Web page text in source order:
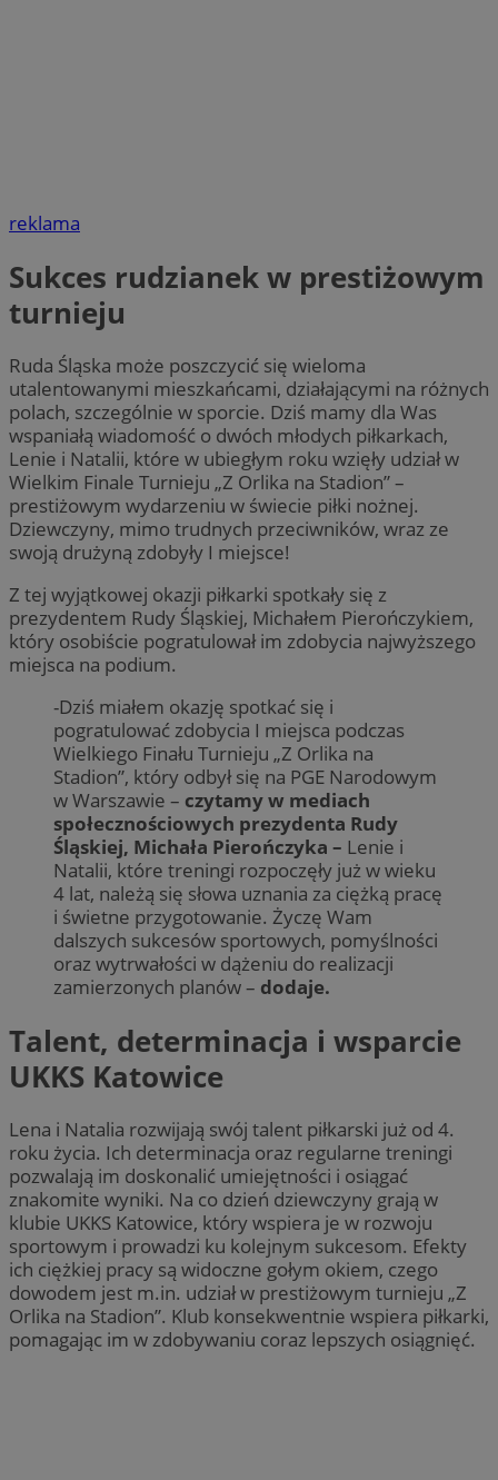
reklama
Sukces rudzianek w prestiżowym
turnieju
Ruda Śląska może poszczycić się wieloma
utalentowanymi mieszkańcami, działającymi na różnych
polach, szczególnie w sporcie. Dziś mamy dla Was
wspaniałą wiadomość o dwóch młodych piłkarkach,
Lenie i Natalii, które w ubiegłym roku wzięły udział w
Wielkim Finale Turnieju „Z Orlika na Stadion” –
prestiżowym wydarzeniu w świecie piłki nożnej.
Dziewczyny, mimo trudnych przeciwników, wraz ze
swoją drużyną zdobyły I miejsce!
Z tej wyjątkowej okazji piłkarki spotkały się z
prezydentem Rudy Śląskiej, Michałem Pierończykiem,
który osobiście pogratulował im zdobycia najwyższego
miejsca na podium.
-Dziś miałem okazję spotkać się i
pogratulować zdobycia I miejsca podczas
Wielkiego Finału Turnieju „Z Orlika na
Stadion”, który odbył się na PGE Narodowym
w Warszawie – czytamy w mediach
społecznościowych prezydenta Rudy
Śląskiej, Michała Pierończyka – Lenie i
Natalii, które treningi rozpoczęły już w wieku
4 lat, należą się słowa uznania za ciężką pracę
i świetne przygotowanie. Życzę Wam
dalszych sukcesów sportowych, pomyślności
oraz wytrwałości w dążeniu do realizacji
zamierzonych planów – dodaje.
Talent, determinacja i wsparcie
UKKS Katowice
Lena i Natalia rozwijają swój talent piłkarski już od 4.
roku życia. Ich determinacja oraz regularne treningi
pozwalają im doskonalić umiejętności i osiągać
znakomite wyniki. Na co dzień dziewczyny grają w
klubie UKKS Katowice, który wspiera je w rozwoju
sportowym i prowadzi ku kolejnym sukcesom. Efekty
ich ciężkiej pracy są widoczne gołym okiem, czego
dowodem jest m.in. udział w prestiżowym turnieju „Z
Orlika na Stadion”. Klub konsekwentnie wspiera piłkarki,
pomagając im w zdobywaniu coraz lepszych osiągnięć.